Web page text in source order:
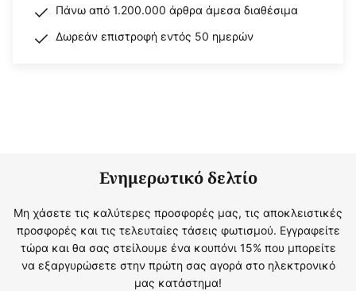
Πάνω από 1.200.000 άρθρα άμεσα διαθέσιμα
Δωρεάν επιστροφή εντός 50 ημερών
Ενημερωτικό δελτίο
Μη χάσετε τις καλύτερες προσφορές μας, τις αποκλειστικές
προσφορές και τις τελευταίες τάσεις φωτισμού. Εγγραφείτε
τώρα και θα σας στείλουμε ένα κουπόνι 15% που μπορείτε
να εξαργυρώσετε στην πρώτη σας αγορά στο ηλεκτρονικό
μας κατάστημα!